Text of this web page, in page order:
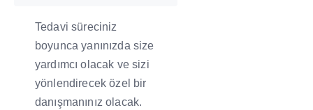
Tedavi süreciniz
boyunca yanınızda size
yardımcı olacak ve sizi
yönlendirecek özel bir
danışmanınız olacak.